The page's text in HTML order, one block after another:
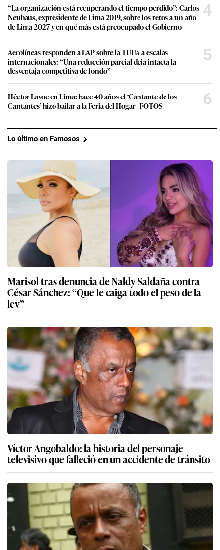
“La organización está recuperando el tiempo perdido”: Carlos
Neuhaus, expresidente de Lima 2019, sobre los retos a un año
de Lima 2027 y en qué más está preocupado el Gobierno
4
Aerolíneas responden a LAP sobre la TUUA a escalas
internacionales: “Una reducción parcial deja intacta la
desventaja competitiva de fondo”
5
Héctor Lavoe en Lima: hace 40 años el ‘Cantante de los
Cantantes’ hizo bailar a la Feria del Hogar | FOTOS
6
Lo último en Famosos
Marisol tras denuncia de Naldy Saldaña contra
César Sánchez: “Que le caiga todo el peso de la
ley”
Víctor Angobaldo: la historia del personaje
televisivo que falleció en un accidente de tránsito